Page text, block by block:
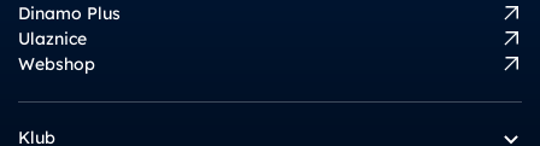
Dinamo Plus
Ulaznice
Webshop
Klub